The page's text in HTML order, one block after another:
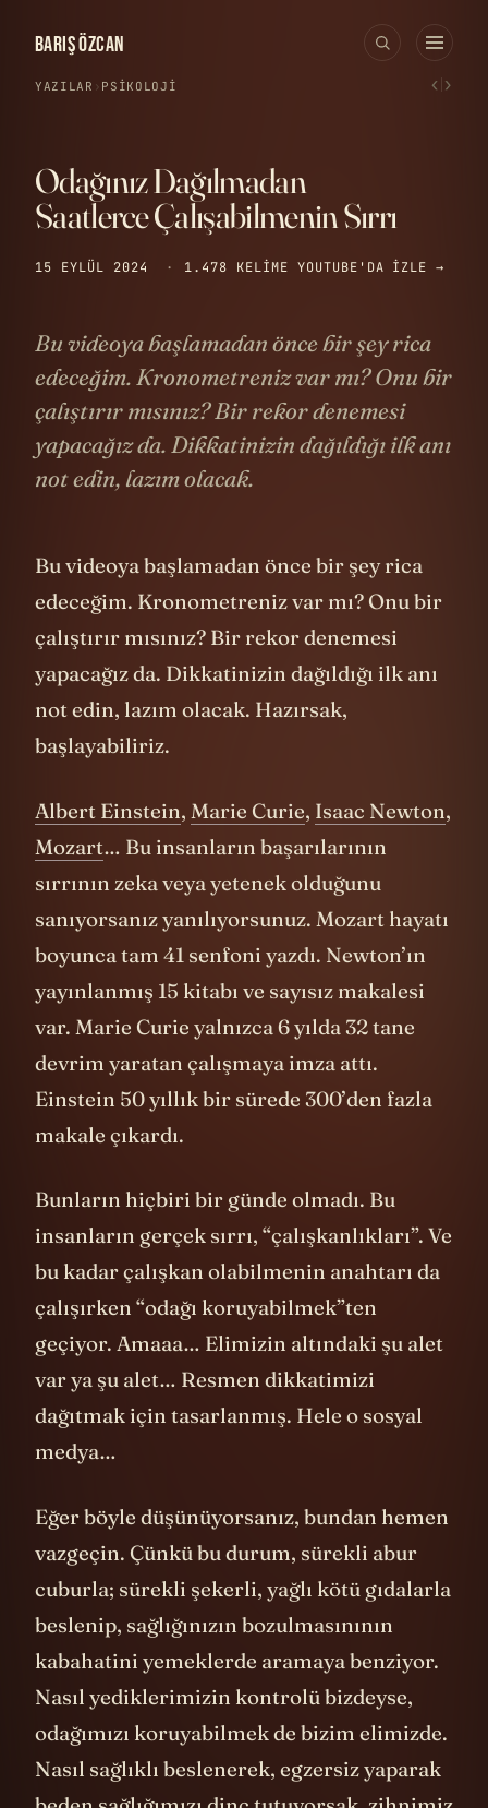
BARIŞ ÖZCAN
YAZILAR › PSIKOLOJI ‹ ›
Odağınız Dağılmadan
Saatlerce Çalışabilmenin Sırrı
15 EYLÜL 2024 · 1.478 KELIME YOUTUBE'DA IZLE →
Bu videoya başlamadan önce bir şey rica
edeceğim. Kronometreniz var mı? Onu bir
çalıştırır mısınız? Bir rekor denemesi
yapacağız da. Dikkatinizin dağıldığı ilk anı
not edin, lazım olacak.
Bu videoya başlamadan önce bir şey rica
edeceğim. Kronometreniz var mı? Onu bir
çalıştırır mısınız? Bir rekor denemesi
yapacağız da. Dikkatinizin dağıldığı ilk anı
not edin, lazım olacak. Hazırsak,
başlayabiliriz.
Albert Einstein, Marie Curie, Isaac Newton,
Mozart… Bu insanların başarılarının
sırrının zeka veya yetenek olduğunu
sanıyorsanız yanılıyorsunuz. Mozart hayatı
boyunca tam 41 senfoni yazdı. Newton’ın
yayınlanmış 15 kitabı ve sayısız makalesi
var. Marie Curie yalnızca 6 yılda 32 tane
devrim yaratan çalışmaya imza attı.
Einstein 50 yıllık bir sürede 300’den fazla
makale çıkardı.
Bunların hiçbiri bir günde olmadı. Bu
insanların gerçek sırrı, “çalışkanlıkları”. Ve
bu kadar çalışkan olabilmenin anahtarı da
çalışırken “odağı koruyabilmek”ten
geçiyor. Amaaa… Elimizin altındaki şu alet
var ya şu alet… Resmen dikkatimizi
dağıtmak için tasarlanmış. Hele o sosyal
medya…
Eğer böyle düşünüyorsanız, bundan hemen
vazgeçin. Çünkü bu durum, sürekli abur
cuburla; sürekli şekerli, yağlı kötü gıdalarla
beslenip, sağlığınızın bozulmasınının
kabahatini yemeklerde aramaya benziyor.
Nasıl yediklerimizin kontrolü bizdeyse,
odağımızı koruyabilmek de bizim elimizde.
Nasıl sağlıklı beslenerek, egzersiz yaparak